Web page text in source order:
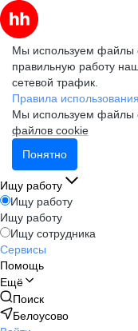
Мы используем файлы
правильную работу
сетевой трафик.
Правила
Мы используем файлы
файлов cookie
Понятно
Ищу работу
Ищу работу
Ищу работу
Ищу сотрудника
Сервисы
Помощь
Ещё
Поиск
Белоусово